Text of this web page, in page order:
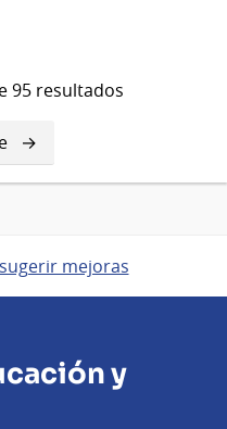
95 resultados
mejoras
y